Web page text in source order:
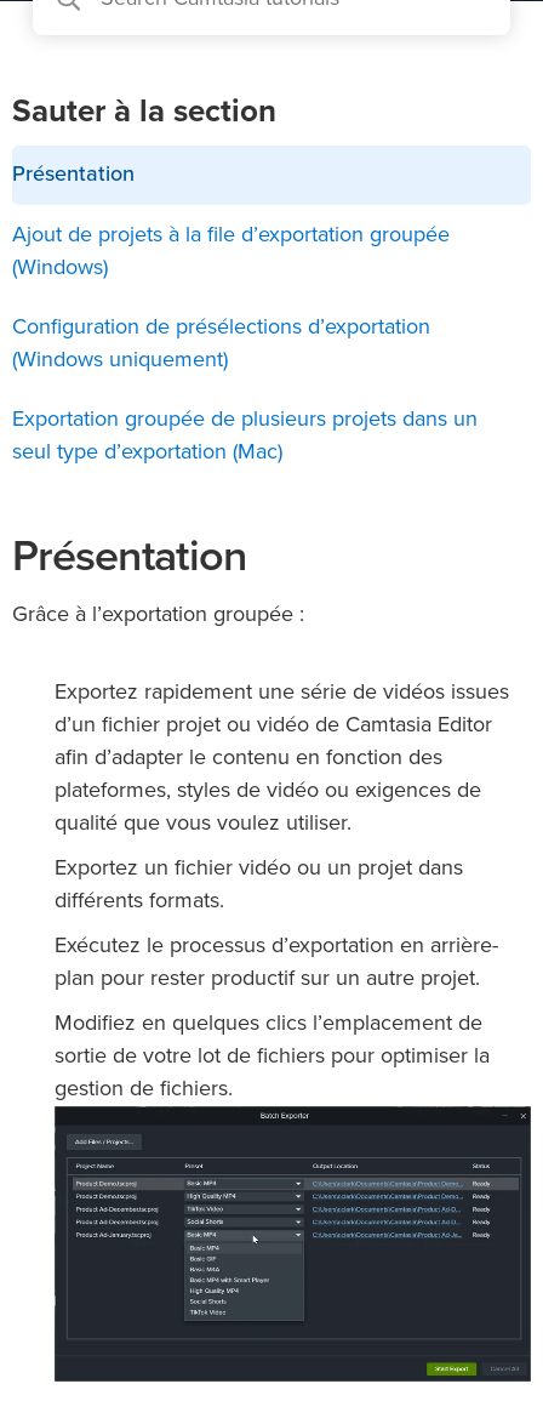
Présentation
Grâce à l’exportation groupée :
Exportez rapidement une série de vidéos issues
d’un fichier projet ou vidéo de Camtasia Editor
afin d’adapter le contenu en fonction des
plateformes, styles de vidéo ou exigences de
qualité que vous voulez utiliser.
Exportez un fichier vidéo ou un projet dans
différents formats.
Exécutez le processus d’exportation en arrière-
plan pour rester productif sur un autre projet.
Modifiez en quelques clics l’emplacement de
sortie de votre lot de fichiers pour optimiser la
gestion de fichiers.
Sauter à la section
Présentation
Ajout de projets à la file d’exportation groupée
(Windows)
Configuration de présélections d’exportation
(Windows uniquement)
Exportation groupée de plusieurs projets dans un
seul type d’exportation (Mac)